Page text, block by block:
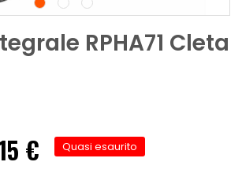
RPHA71 Cleta
€ Quasi esaurito